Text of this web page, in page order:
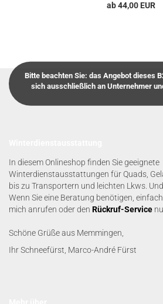
ab 44,00 EUR
Bitte beachten Sie: das Angebot dieses
sich ausschließlich an Unternehmer
In diesem Onlineshop finden Sie geeignete
Winterdienstausstattungen für Quads,
bis zu Transportern und leichten Lkws.
Wenn Sie eine Beratung benötigen,
mich anrufen oder den Rückruf-Service
Schöne Grüße aus Memmingen,
Ihr Schneefürst, Marco-André Fürst